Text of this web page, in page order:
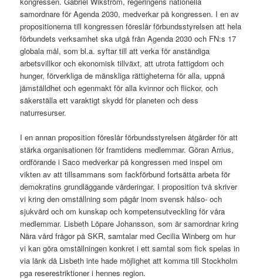
samordnare för Agenda 2030, medverkar på kongressen. I en av
propositionerna till kongressen föreslår förbundsstyrelsen att hela
förbundets verksamhet ska utgå från Agenda 2030 och FN:s 17
globala mål, som bl.a. syftar till att verka för anständiga
arbetsvillkor och ekonomisk tillväxt, att utrota fattigdom och
hunger, förverkliga de mänskliga rättigheterna för alla, uppnå
jämställdhet och egenmakt för alla kvinnor och flickor, och
säkerställa ett varaktigt skydd för planeten och dess
naturresurser.
I en annan proposition föreslår förbundsstyrelsen åtgärder för att
stärka organisationen för framtidens medlemmar. Göran Arrius,
ordförande i Saco medverkar på kongressen med inspel om
vikten av att tillsammans som fackförbund fortsätta arbeta för
demokratins grundläggande värderingar. I proposition två skriver
vi kring den omställning som pågår inom svensk hälso- och
sjukvård och om kunskap och kompetensutveckling för våra
medlemmar. Lisbeth Löpare Johansson, som är samordnar kring
Nära vård frågor på SKR, samtalar med Cecilia Winberg om hur
vi kan göra omställningen konkret i ett samtal som fick spelas in
via länk då Lisbeth inte hade möjlighet att komma till Stockholm
pga reserestriktioner i hennes region.